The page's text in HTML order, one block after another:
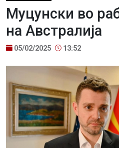
Муцунски во
на Австралија
05/02/2025 13:52